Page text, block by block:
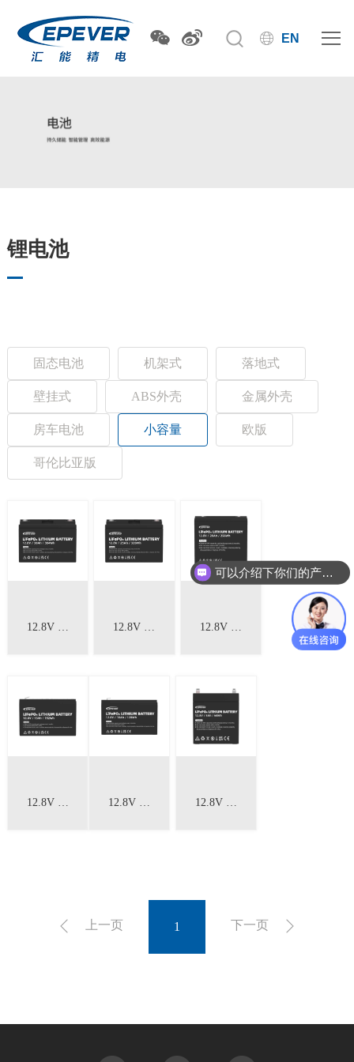
EN
锂电池
固态电池 机架式 落地式
壁挂式 ABS外壳 金属外壳
房车电池 小容量 欧版
哥伦比亚版
12.8V 15Ah 小容量电池 12.8V 10Ah 小容量电池 12.8V 5Ah 小容量电池
上一页 1 下一页
可以介绍下你们的产品么？